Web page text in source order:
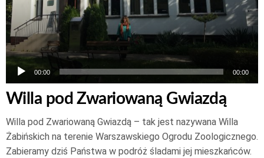
00:00 00:00
Willa pod Zwariowaną Gwiazdą
Willa pod Zwariowaną Gwiazdą – tak jest nazywana Willa
Żabińskich na terenie Warszawskiego Ogrodu Zoologicznego.
Zabieramy dziś Państwa w podróż śladami jej mieszkańców.